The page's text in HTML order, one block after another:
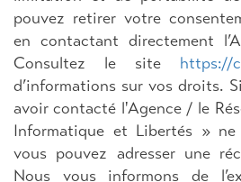
pouvez retirer votre
en contactant directement
Consultez le site https://
d’informations sur vos droits.
avoir contacté l'Agence / le
Informatique et Libertés » ne
vous pouvez adresser une
Nous vous informons de